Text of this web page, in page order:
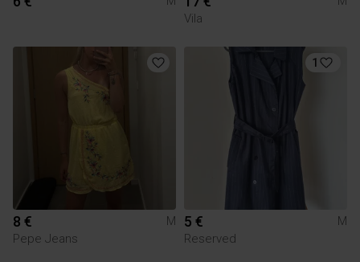
Vila
8 €
M
Pepe Jeans
1
5 €
M
Reserved